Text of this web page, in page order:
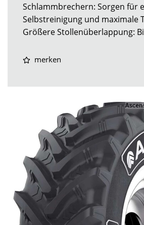
Schlammbrechern: Sorgen für
Selbstreinigung und maximale
Größere Stollenüberlappung:
merken